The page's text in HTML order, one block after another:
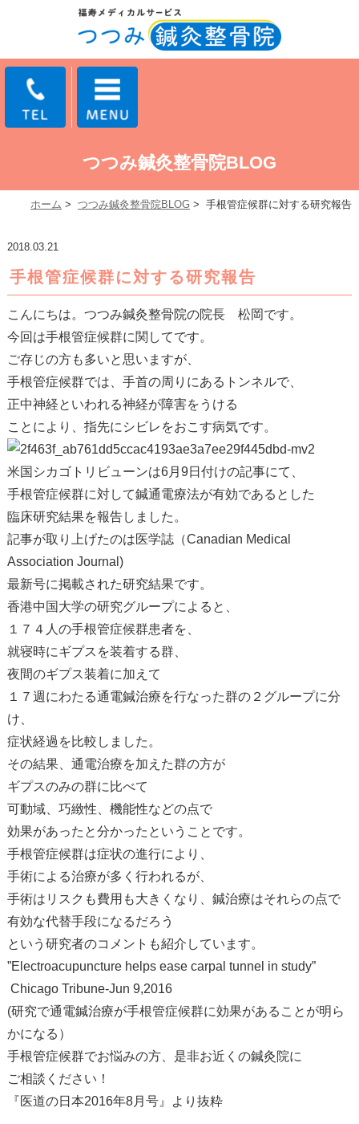
つつみ鍼灸整骨院BLOG
ホーム > つつみ鍼灸整骨院BLOG > 手根管症候群に対する研究報告
2018.03.21
手根管症候群に対する研究報告
こんにちは。つつみ鍼灸整骨院の院長 松岡です。
今回は手根管症候群に関してです。
ご存じの方も多いと思いますが、
手根管症候群では、手首の周りにあるトンネルで、
正中神経といわれる神経が障害をうける
ことにより、指先にシビレをおこす病気です。
米国シカゴトリビューンは6月9日付けの記事にて、
手根管症候群に対して鍼通電療法が有効であるとした
臨床研究結果を報告しました。
記事が取り上げたのは医学誌（Canadian Medical
Association Journal)
最新号に掲載された研究結果です。
香港中国大学の研究グループによると、
１７４人の手根管症候群患者を、
就寝時にギプスを装着する群、
夜間のギプス装着に加えて
１７週にわたる通電鍼治療を行なった群の２グループに分
け、
症状経過を比較しました。
その結果、通電治療を加えた群の方が
ギプスのみの群に比べて
可動域、巧緻性、機能性などの点で
効果があったと分かったということです。
手根管症候群は症状の進行により、
手術による治療が多く行われるが、
手術はリスクも費用も大きくなり、鍼治療はそれらの点で
有効な代替手段になるだろう
という研究者のコメントも紹介しています。
”Electroacupuncture helps ease carpal tunnel in study”
Chicago Tribune-Jun 9,2016
(研究で通電鍼治療が手根管症候群に効果があることが明ら
かになる）
手根管症候群でお悩みの方、是非お近くの鍼灸院に
ご相談ください！
『医道の日本2016年8月号』より抜粋